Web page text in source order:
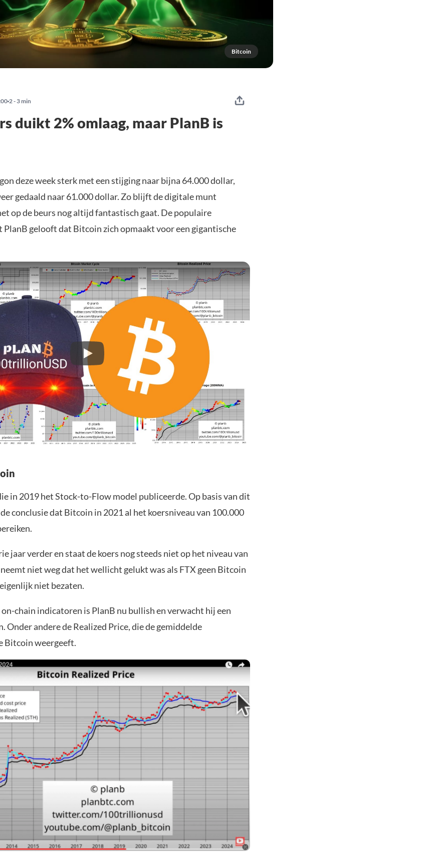
Bitcoin
2 - 3 min
duikt 2% omlaag, maar PlanB is
deze week sterk met een stijging naar bijna 64.000 dollar,
gedaald naar 61.000 dollar. Zo blijft de digitale munt
op de beurs nog altijd fantastisch gaat. De populaire
PlanB gelooft dat Bitcoin zich opmaakt voor een gigantische
in 2019 het Stock-to-Flow model publiceerde. Op basis van dit
conclusie dat Bitcoin in 2021 al het koersniveau van 100.000
jaar verder en staat de koers nog steeds niet op het niveau van
niet weg dat het wellicht gelukt was als FTX geen Bitcoin
niet bezaten.
on-chain indicatoren is PlanB nu bullish en verwacht hij een
Onder andere de Realized Price, die de gemiddelde
Bitcoin weergeeft.